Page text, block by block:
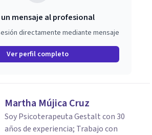
un mensaje al profesional
directamente mediante mensaje
Ver perfil completo
Martha Mújica Cruz
Soy Psicoterapeuta Gestalt con 30
años de experiencia; Trabajo con